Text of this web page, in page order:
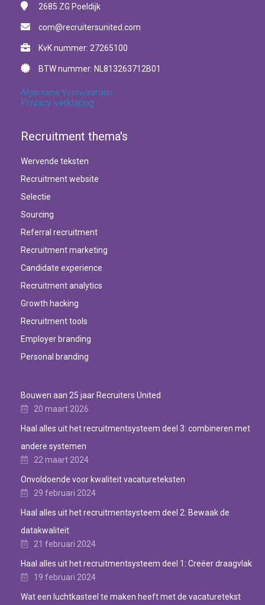
2685 ZG Poeldijk
com@recruitersunited.com
KvK nummer: 27265100
BTW nummer: NL813263712B01
Algemene Voorwaarden
Privacy verklaring
Recruitment thema's
Wervende teksten
Recruitment website
Selectie
Sourcing
Referral recruitment
Recruitment marketing
Candidate experience
Recruitment analytics
Growth hacking
Recruitment tools
Employer branding
Personal branding
Bouwen aan 25 jaar Recruiters United
20 maart 2026
Haal alles uit het recruitmentsysteem deel 3: combineren met
andere systemen
22 maart 2024
Onvoldoende voor kwaliteit vacatureteksten
29 februari 2024
Haal alles uit het recruitmentsysteem deel 2: Bewaak de
datakwaliteit
21 februari 2024
Haal alles uit het recruitmentsysteem deel 1: Creëer draagvlak
19 februari 2024
Wat een luchtkasteel te maken heeft met de vacaturetekst